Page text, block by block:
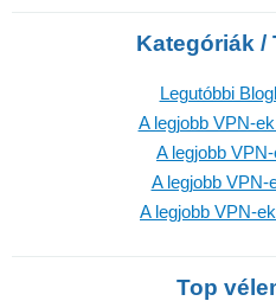
Kategóriák /
Legutóbbi
A legjobb VPN-
A legjobb
A legjobb VPN-
A legjobb VPN-
Top